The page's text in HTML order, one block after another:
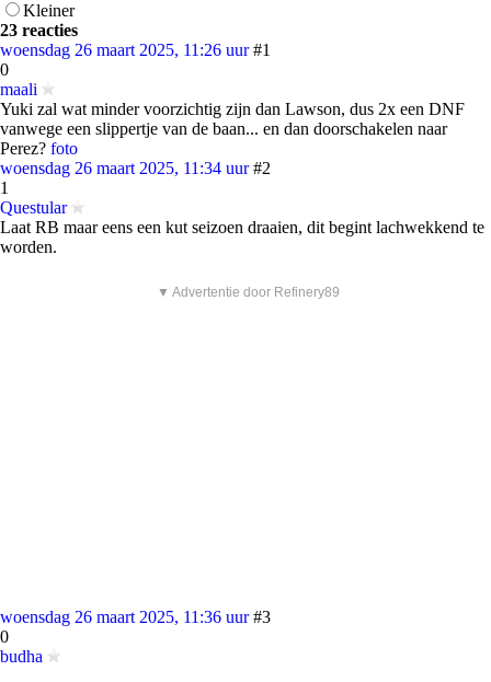
Kleiner
23 reacties
woensdag 26 maart 2025, 11:26 uur #1
0
maali
Yuki zal wat minder voorzichtig zijn dan Lawson, dus 2x een DNF
vanwege een slippertje van de baan... en dan doorschakelen naar
Perez? foto
woensdag 26 maart 2025, 11:34 uur #2
1
Questular
Laat RB maar eens een kut seizoen draaien, dit begint lachwekkend te
worden.
▼ Advertentie door Refinery89
woensdag 26 maart 2025, 11:36 uur #3
0
budha